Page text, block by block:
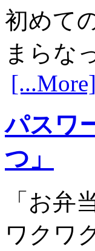
初めて
まらな
[...More]
パスワ
つ」
「お弁
ワクワ